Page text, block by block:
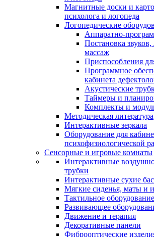
Магнитные доски и
психолога и логопеда
Логопедические
Аппаратно-
Постановка
массаж
Приспособления
Программное
кабинета
Акустические
Таймеры и
Комплекты и
Методическая литература
Интерактивные зеркала
Оборудование для
психофизиологической
Сенсорные и игровые комнаты
Интерактивные
трубки
Интерактивные сухие
Мягкие сиденья, маты и
Тактильное оборудование
Развивающее
Движение и терапия
Декоративные панели
Фиброоптические